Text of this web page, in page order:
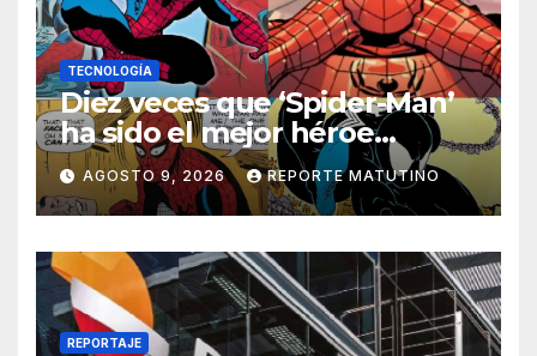
TECNOLOGÍA
Diez veces que ‘Spider-Man’
ha sido el mejor héroe
del cómic
AGOSTO 9, 2026 REPORTE MATUTINO
REPORTAJE